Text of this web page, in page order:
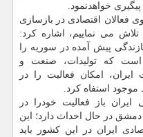
خواهدنمود.
فعالان اقتصادی در بازسازی
می نماییم، اشاره كرد:
پیش آمده در سوریه را
كه تولیدات، صنعت و
ایران، امكان فعالیت را در
موجود استفاه كرد.
ایران باز فعالیت خودرا در
در حال احداث دارد؛ این
ایران در این كشور باید